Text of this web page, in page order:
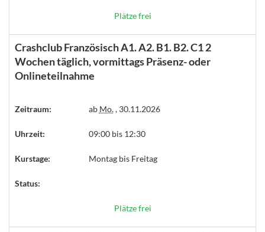
Plätze frei
Crashclub Französisch A1. A2. B1. B2. C1 2
Wochen täglich, vormittags Präsenz- oder
Onlineteilnahme
Zeitraum: ab Mo., 30.11.2026
Uhrzeit: 09:00 bis 12:30
Kurstage: Montag bis Freitag
Status:
Plätze frei